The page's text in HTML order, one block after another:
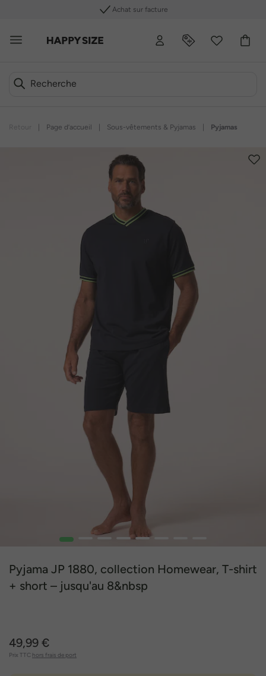
Achat sur facture
Page d’accueil Sous-vêtements & Pyjamas Pyjamas
1 5
Pyjama JP 1880, collection Homewear, T-shirt
+ short – jusqu'au 8&nbsp
49,99 €
Prix TTC hors frais de port